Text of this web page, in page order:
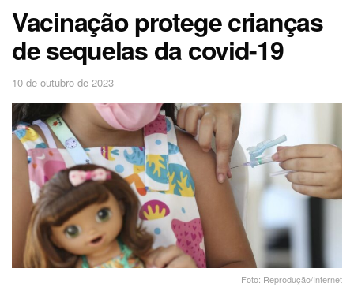
Vacinação protege crianças
de sequelas da covid-19
10 de outubro de 2023
Foto: Reprodução/Internet